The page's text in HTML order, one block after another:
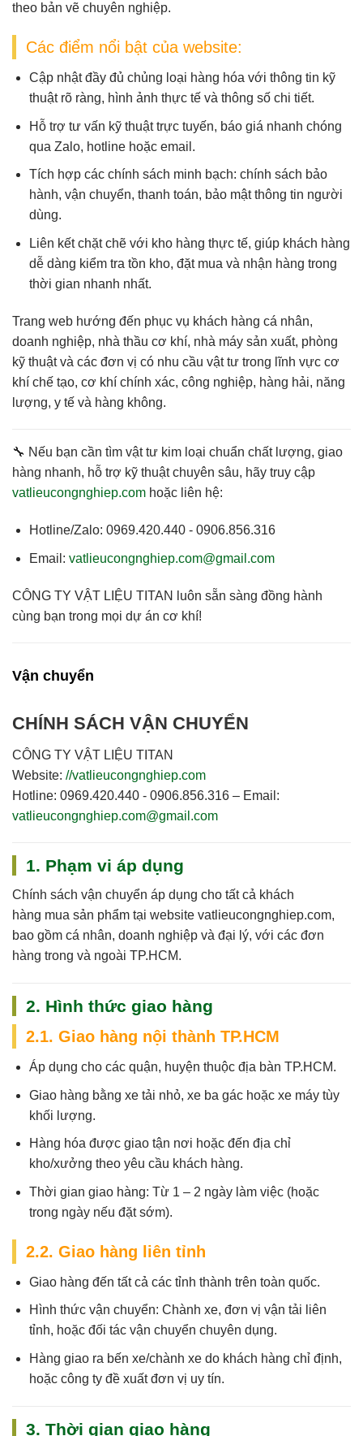
theo bản vẽ chuyên nghiệp.
Các điểm nổi bật của website:
Cập nhật đầy đủ chủng loại hàng hóa với thông tin kỹ
thuật rõ ràng, hình ảnh thực tế và thông số chi tiết.
Hỗ trợ tư vấn kỹ thuật trực tuyến, báo giá nhanh chóng
qua Zalo, hotline hoặc email.
Tích hợp các chính sách minh bạch: chính sách bảo
hành, vận chuyển, thanh toán, bảo mật thông tin người
dùng.
Liên kết chặt chẽ với kho hàng thực tế, giúp khách hàng
dễ dàng kiểm tra tồn kho, đặt mua và nhận hàng trong
thời gian nhanh nhất.
Trang web hướng đến phục vụ khách hàng cá nhân,
doanh nghiệp, nhà thầu cơ khí, nhà máy sản xuất, phòng
kỹ thuật và các đơn vị có nhu cầu vật tư trong lĩnh vực cơ
khí chế tạo, cơ khí chính xác, công nghiệp, hàng hải, năng
lượng, y tế và hàng không.
🔧 Nếu bạn cần tìm vật tư kim loại chuẩn chất lượng, giao
hàng nhanh, hỗ trợ kỹ thuật chuyên sâu, hãy truy cập
vatlieucongnghiep.com hoặc liên hệ:
Hotline/Zalo: 0969.420.440 - 0906.856.316
Email: vatlieucongnghiep.com@gmail.com
CÔNG TY VẬT LIỆU TITAN
luôn sẵn sàng đồng hành
cùng bạn trong mọi dự án cơ khí!
Vận chuyển
CHÍNH SÁCH VẬN CHUYỂN
CÔNG TY VẬT LIỆU TITAN
Website: //vatlieucongnghiep.com
Hotline: 0969.420.440 - 0906.856.316 – Email:
vatlieucongnghiep.com@gmail.com
1. Phạm vi áp dụng
Chính sách vận chuyển áp dụng cho tất cả khách
hàng mua sản phẩm tại website vatlieucongnghiep.com,
bao gồm cá nhân, doanh nghiệp và đại lý, với các đơn
hàng trong và ngoài TP.HCM.
2. Hình thức giao hàng
2.1. Giao hàng nội thành TP.HCM
Áp dụng cho các quận, huyện thuộc địa bàn TP.HCM.
Giao hàng bằng xe tải nhỏ, xe ba gác hoặc xe máy tùy
khối lượng.
Hàng hóa được giao tận nơi hoặc đến địa chỉ
kho/xưởng theo yêu cầu khách hàng.
Thời gian giao hàng: Từ 1 – 2 ngày làm việc (hoặc
trong ngày nếu đặt sớm).
2.2. Giao hàng liên tỉnh
Giao hàng đến tất cả các tỉnh thành trên toàn quốc.
Hình thức vận chuyển: Chành xe, đơn vị vận tải liên
tỉnh, hoặc đối tác vận chuyển chuyên dụng.
Hàng giao ra bến xe/chành xe do khách hàng chỉ định,
hoặc công ty đề xuất đơn vị uy tín.
3. Thời gian giao hàng